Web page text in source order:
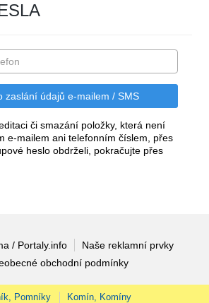
či smazání položky, která není
e-mailem ani telefonním číslem, přes
heslo obdrželi, pokračujte přes
/ Portaly.info
Naše reklamní prvky
obchodní podmínky
Pomníky Komín, Komíny